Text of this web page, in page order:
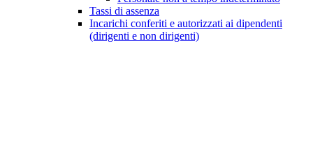
Tassi di assenza
Incarichi conferiti e autorizzati ai dipendenti
(dirigenti e non dirigenti)